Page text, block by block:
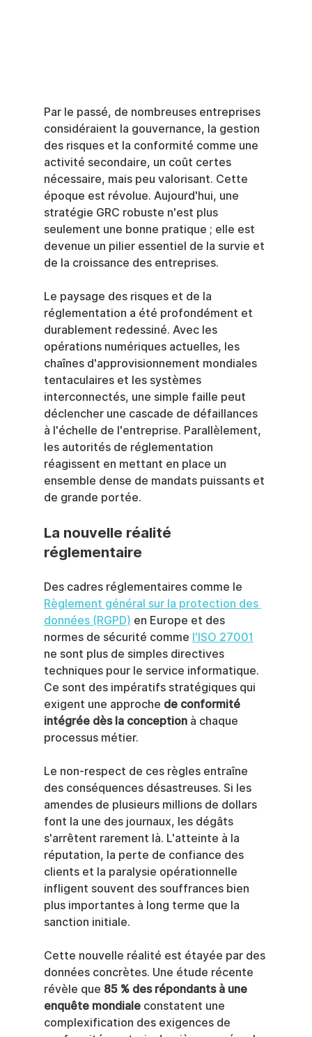
Par le passé, de nombreuses entreprises
considéraient la gouvernance, la gestion
des risques et la conformité comme une
activité secondaire, un coût certes
nécessaire, mais peu valorisant. Cette
époque est révolue. Aujourd'hui, une
stratégie GRC robuste n'est plus
seulement une bonne pratique ; elle est
devenue un pilier essentiel de la survie et
de la croissance des entreprises.
Le paysage des risques et de la
réglementation a été profondément et
durablement redessiné. Avec les
opérations numériques actuelles, les
chaînes d'approvisionnement mondiales
tentaculaires et les systèmes
interconnectés, une simple faille peut
déclencher une cascade de défaillances
à l'échelle de l'entreprise. Parallèlement,
les autorités de réglementation
réagissent en mettant en place un
ensemble dense de mandats puissants et
de grande portée.
La nouvelle réalité
réglementaire
Des cadres réglementaires comme le
Règlement général sur la protection des
données (RGPD) en Europe et des
normes de sécurité comme l'ISO 27001
ne sont plus de simples directives
techniques pour le service informatique.
Ce sont des impératifs stratégiques qui
exigent une approche de conformité
intégrée dès la conception à chaque
processus métier.
Le non-respect de ces règles entraîne
des conséquences désastreuses. Si les
amendes de plusieurs millions de dollars
font la une des journaux, les dégâts
s'arrêtent rarement là. L'atteinte à la
réputation, la perte de confiance des
clients et la paralysie opérationnelle
infligent souvent des souffrances bien
plus importantes à long terme que la
sanction initiale.
Cette nouvelle réalité est étayée par des
données concrètes. Une étude récente
révèle que 85 % des répondants à une
enquête mondiale constatent une
complexification des exigences de